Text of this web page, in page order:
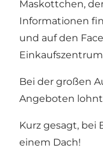
Maskottchen,
Informationen
und auf den
Bei der großen
Angeboten
Kurz gesagt, bei
einem Dach!